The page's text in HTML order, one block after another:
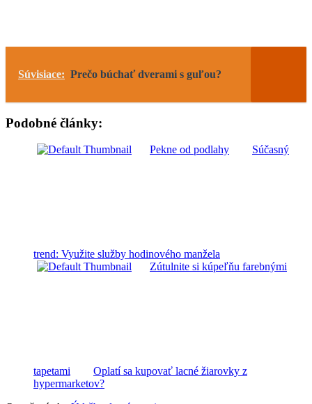
Súvisiace: Prečo búchať dverami s guľou?
Podobné články:
Pekne od podlahy Súčasný
trend: Využite služby hodinového manžela
Zútulnite si kúpeľňu farebnými
tapetami
Oplatí sa kupovať lacné žiarovky z
hypermarketov?